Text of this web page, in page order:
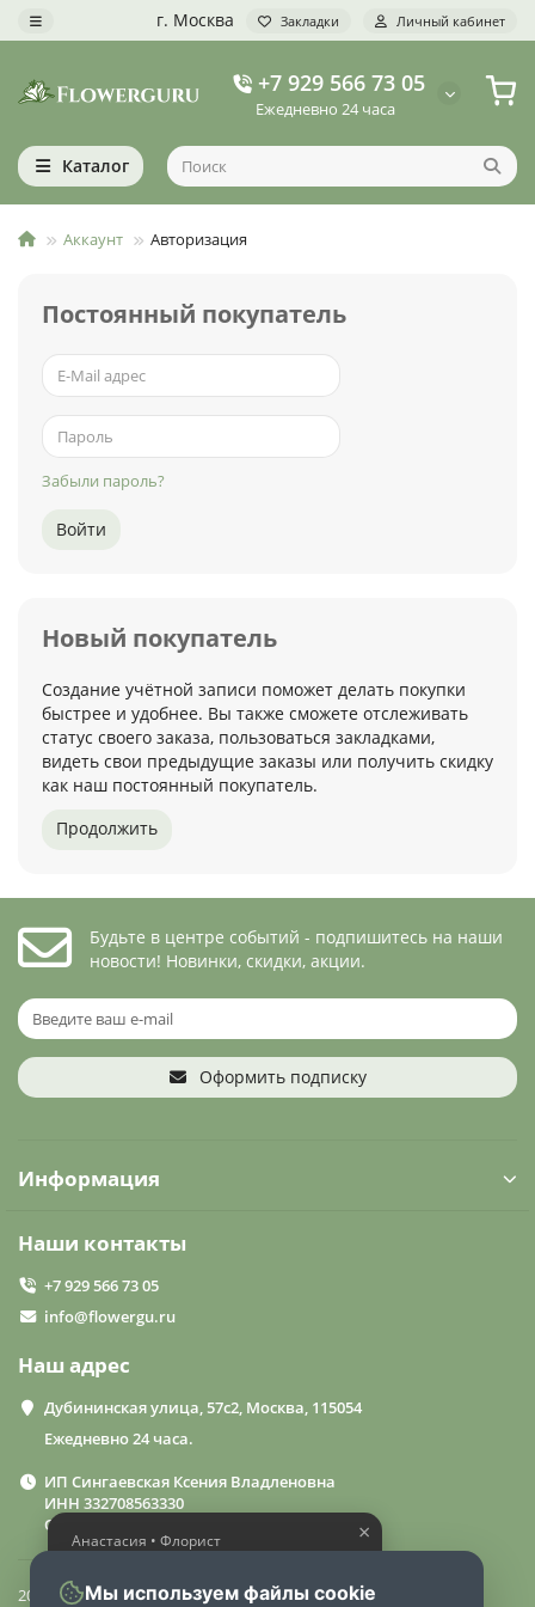
г. Москва Закладки Личный кабинет
+7 929 566 73 05
Ежедневно 24 часа
Каталог
Аккаунт Авторизация
Постоянный покупатель
Забыли пароль?
Войти
Новый покупатель
Создание учётной записи поможет делать покупки
быстрее и удобнее. Вы также сможете отслеживать
статус своего заказа, пользоваться закладками,
видеть свои предыдущие заказы или получить скидку
как наш постоянный покупатель.
Продолжить
Будьте в центре событий - подпишитесь на наши
новости! Новинки, скидки, акции.
Оформить подписку
Информация
Наши контакты
+7 929 566 73 05
info@flowergu.ru
Наш адрес
Дубининская улица, 57с2, Москва, 115054
Ежедневно 24 часа.
ИП Сингаевская Ксения Владленовна
ИНН 332708563330
ОГРН 310332714600015
2024 «FlowerGuru»
×
Анастасия • Флорист
букет
Мы используем файлы cookie